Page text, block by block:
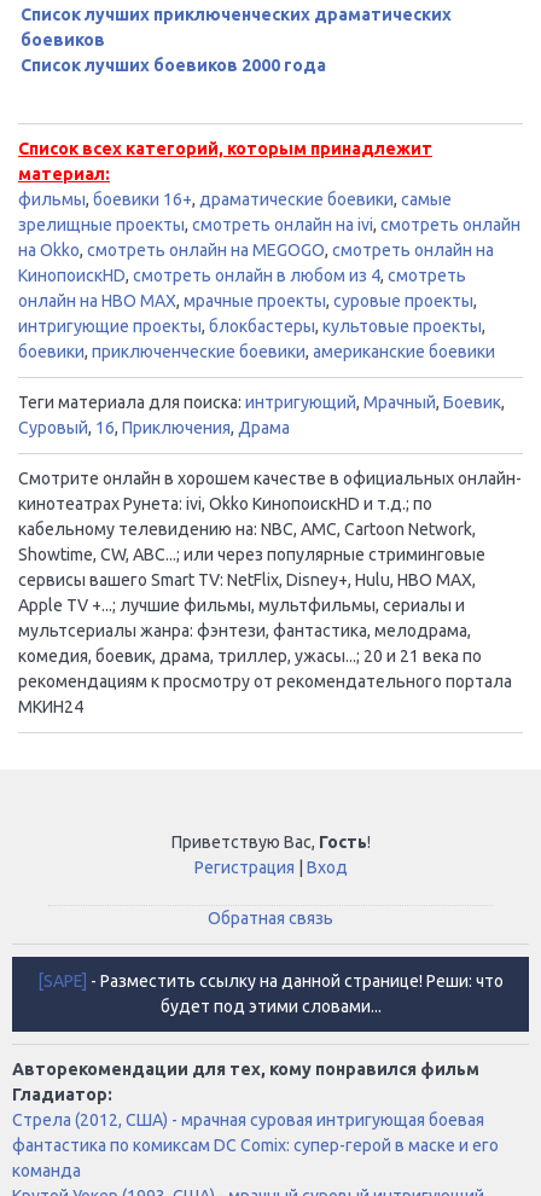
Список лучших приключенческих драматических
боевиков
Список лучших боевиков 2000 года
Список всех категорий, которым принадлежит
материал:
фильмы, боевики 16+, драматические боевики, самые
зрелищные проекты, смотреть онлайн на ivi, смотреть онлайн
на Okko, смотреть онлайн на MEGOGO, смотреть онлайн на
КинопоискHD, смотреть онлайн в любом из 4, смотреть
онлайн на HBO MAX, мрачные проекты, суровые проекты,
интригующие проекты, блокбастеры, культовые проекты,
боевики, приключенческие боевики, американские боевики
Теги материала для поиска: интригующий, Мрачный, Боевик,
Суровый, 16, Приключения, Драма
Смотрите онлайн в хорошем качестве в официальных онлайн-
кинотеатрах Рунета: ivi, Okko КинопоискHD и т.д.; по
кабельному телевидению на: NBC, AMC, Cartoon Network,
Showtime, CW, ABC...; или через популярные стриминговые
сервисы вашего Smart TV: NetFlix, Disney+, Hulu, HBO MAX,
Apple TV +...; лучшие фильмы, мультфильмы, сериалы и
мультсериалы жанра: фэнтези, фантастика, мелодрама,
комедия, боевик, драма, триллер, ужасы...; 20 и 21 века по
рекомендациям к просмотру от рекомендательного портала
МКИН24
Приветствую Вас, Гость!
Регистрация
Вход
Обратная связь
[SAPE] - Разместить ссылку на данной странице! Реши: что
будет под этими словами...
Авторекомендации для тех, кому понравился фильм
Гладиатор:
Стрела (2012, США) - мрачная суровая интригующая боевая
фантастика по комиксам DC Comix: супер-герой в маске и его
команда